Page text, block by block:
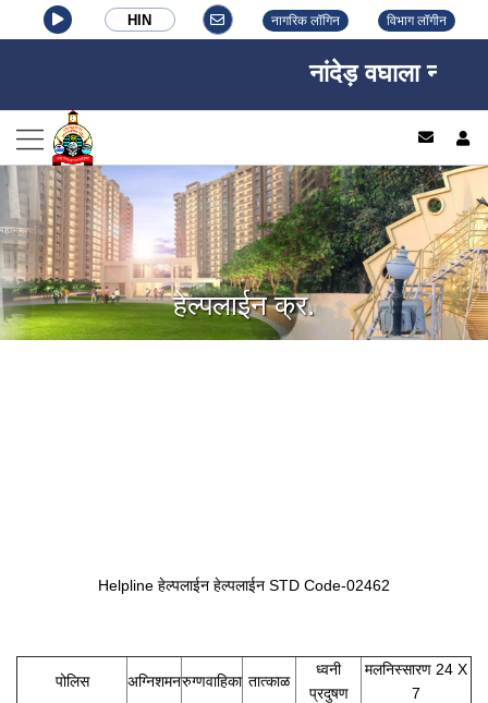
HIN नागरिक लॉगिन विभाग लॉगीन
नांदेड़ वघाला नगर
हेल्पलाईन क्र.
Helpline हेल्पलाईन हेल्पलाईन STD Code-02462
पोलिस अग्निशमनरुग्णवाहिका तात्काळ
ध्वनी
प्रदुषण
मलनिस्सारण 24 X
7